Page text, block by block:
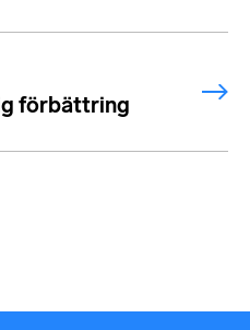
förbättring